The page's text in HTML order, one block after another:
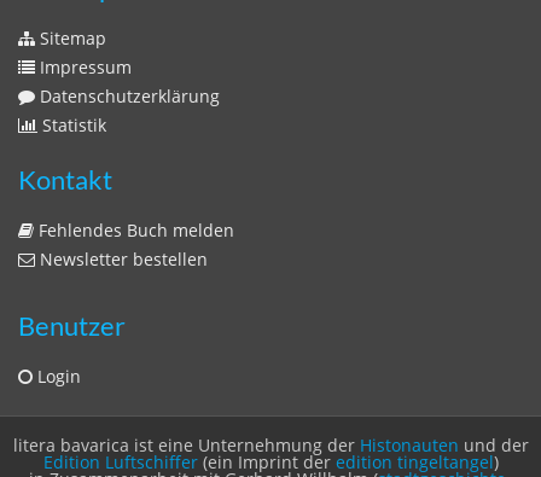
Sitemap
Impressum
Datenschutzerklärung
Statistik
Kontakt
Fehlendes Buch melden
Newsletter bestellen
Benutzer
Login
litera bavarica ist eine Unternehmung der Histonauten und der
Edition Luftschiffer(ein Imprint der edition tingeltangel)